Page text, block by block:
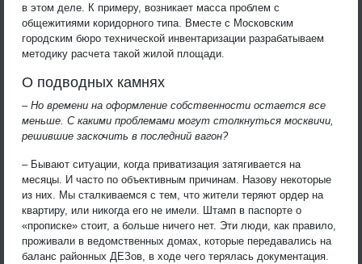
в этом деле. К примеру, возникает масса проблем с
общежитиями коридорного типа. Вместе с Московским
городским бюро технической инвентаризации разрабатываем
методику расчета такой жилой площади.
О подводных камнях
– Но времени на оформление собственности остается все
меньше. С какими проблемами могут столкнуться москвичи,
решившие заскочить в последний вагон?
– Бывают ситуации, когда приватизация затягивается на
месяцы. И часто по объективным причинам. Назову некоторые
из них. Мы сталкиваемся с тем, что жители теряют ордер на
квартиру, или никогда его не имели. Штамп в паспорте о
«прописке» стоит, а больше ничего нет. Эти люди, как правило,
проживали в ведомственных домах, которые передавались на
баланс районных ДЕЗов, в ходе чего терялась документация.